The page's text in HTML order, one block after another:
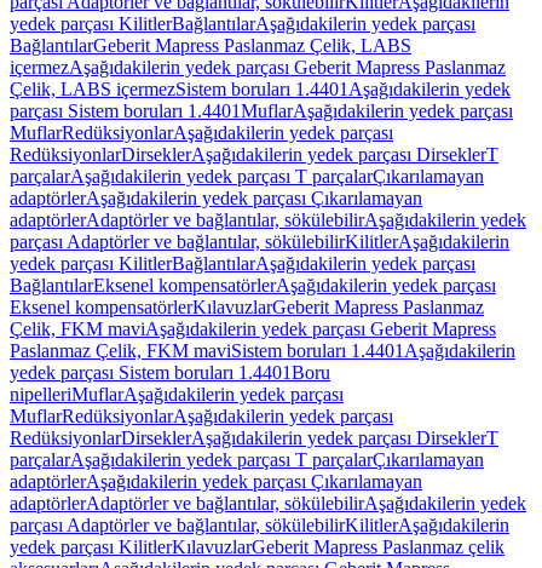
yedek parçası KilitlerBağlantılarAşağıdakilerin yedek parçası
BağlantılarGeberit Mapress Paslanmaz Çelik, LABS
içermezAşağıdakilerin yedek parçası Geberit Mapress Paslanmaz
Çelik, LABS içermezSistem boruları 1.4401 Aşağıdakilerin yedek
parçası Sistem boruları 1.4401MuflarAşağıdakilerin yedek parçası
MuflarRedüksiyonlarAşağıdakilerin yedek parçası
RedüksiyonlarDirseklerAşağıdakilerin yedek parçası DirseklerT
parçalarAşağıdakilerin yedek parçası T parçalarÇıkarılamayan
adaptörlerAşağıdakilerin yedek parçası Çıkarılamayan
adaptörlerAdaptörler ve bağlantılar, sökülebilirAşağıdakilerin yedek
parçası Adaptörler ve bağlantılar, sökülebilirKilitlerAşağıdakilerin
yedek parçası KilitlerBağlantılarAşağıdakilerin yedek parçası
BağlantılarEksenel kompensatörlerAşağıdakilerin yedek parçası
Eksenel kompensatörlerKılavuzlarGeberit Mapress Paslanmaz
Çelik, FKM maviAşağıdakilerin yedek parçası Geberit Mapress
Paslanmaz Çelik, FKM maviSistem boruları 1.4401 Aşağıdakilerin
yedek parçası Sistem boruları 1.4401Boru
nipelleriMuflarAşağıdakilerin yedek parçası
MuflarRedüksiyonlarAşağıdakilerin yedek parçası
RedüksiyonlarDirseklerAşağıdakilerin yedek parçası DirseklerT
parçalarAşağıdakilerin yedek parçası T parçalarÇıkarılamayan
adaptörlerAşağıdakilerin yedek parçası Çıkarılamayan
adaptörlerAdaptörler ve bağlantılar, sökülebilirAşağıdakilerin yedek
parçası Adaptörler ve bağlantılar, sökülebilirKilitlerAşağıdakilerin
yedek parçası KilitlerKılavuzlarGeberit Mapress Paslanmaz çelik